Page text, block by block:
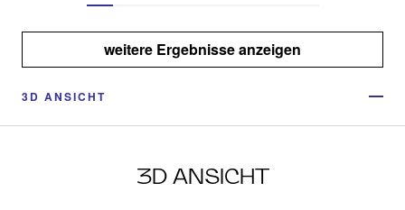
weitere Ergebnisse anzeigen
3D ANSICHT
3D ANSICHT